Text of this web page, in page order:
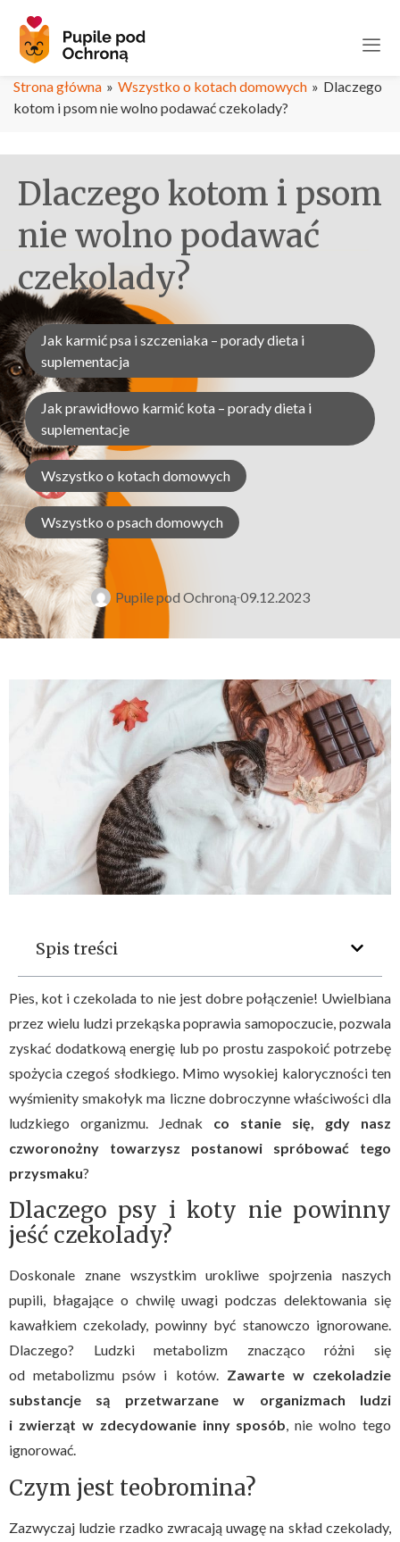
Strona główna » Wszystko o kotach domowych » Dlaczego
kotom i psom nie wolno podawać czekolady?
Dlaczego kotom i psom
nie wolno podawać
czekolady?
Jak karmić psa i szczeniaka – porady dieta i
suplementacja
Jak prawidłowo karmić kota – porady dieta i
suplementacje
Wszystko o kotach domowych
Wszystko o psach domowych
Pupile pod Ochroną 09.12.2023
Spis treści
Pies, kot i czekolada to nie jest dobre połączenie! Uwielbiana
przez wielu ludzi przekąska poprawia samopoczucie, pozwala
zyskać dodatkową energię lub po prostu zaspokoić potrzebę
spożycia czegoś słodkiego. Mimo wysokiej kaloryczności ten
wyśmienity smakołyk ma liczne dobroczynne właściwości dla
ludzkiego organizmu. Jednak co stanie się, gdy nasz
czworonożny towarzysz postanowi spróbować tego
przysmaku?
Dlaczego psy i koty nie powinny
jeść czekolady?
Doskonale znane wszystkim urokliwe spojrzenia naszych
pupili, błagające o chwilę uwagi podczas delektowania się
kawałkiem czekolady, powinny być stanowczo ignorowane.
Dlaczego? Ludzki metabolizm znacząco różni się
od metabolizmu psów i kotów. Zawarte w czekoladzie
substancje są przetwarzane w organizmach ludzi
i zwierząt w zdecydowanie inny sposób, nie wolno tego
ignorować.
Czym jest teobromina?
Zazwyczaj ludzie rzadko zwracają uwagę na skład czekolady,